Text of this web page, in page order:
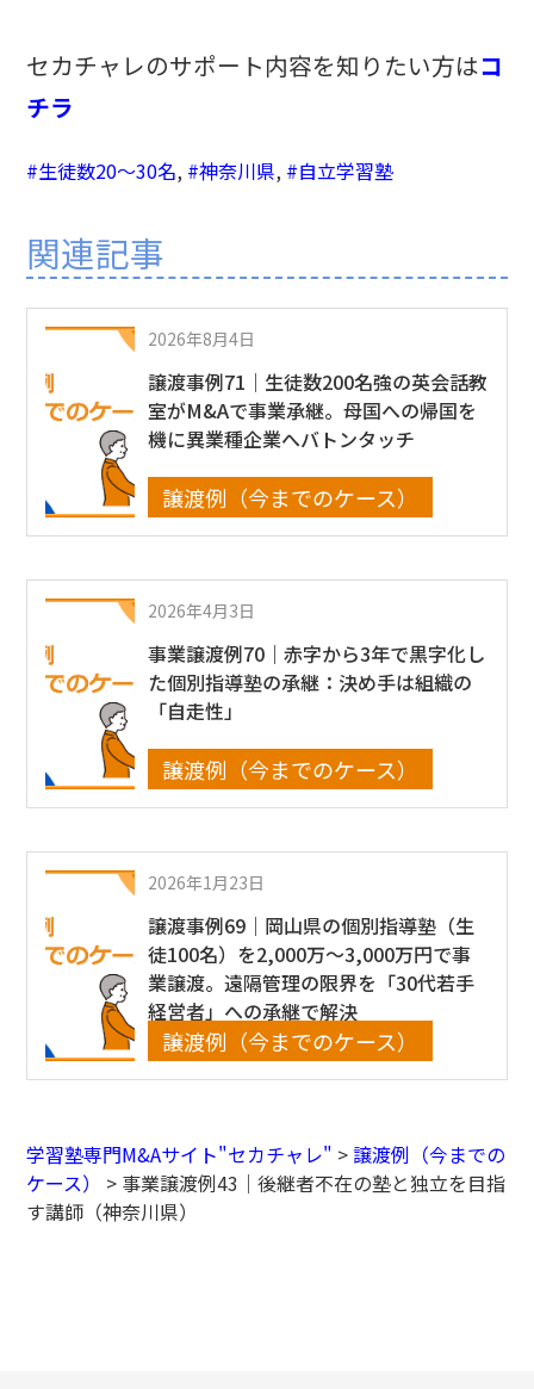
セカチャレのサポート内容を知りたい方はコ
チラ
#生徒数20〜30名, #神奈川県, #自立学習塾
関連記事
2026年8月4日
譲渡事例71｜生徒数200名強の英会話教
室がM&Aで事業承継。母国への帰国を
機に異業種企業へバトンタッチ
譲渡例（今までのケース）
2026年4月3日
事業譲渡例70｜赤字から3年で黒字化し
た個別指導塾の承継：決め手は組織の
「自走性」
譲渡例（今までのケース）
2026年1月23日
譲渡事例69｜岡山県の個別指導塾（生
徒100名）を2,000万〜3,000万円で事
業譲渡。遠隔管理の限界を「30代若手
経営者」への承継で解決
譲渡例（今までのケース）
学習塾専門M&Aサイト"セカチャレ" >譲渡例（今までの
ケース）
> 事業譲渡例43｜後継者不在の塾と独立を目指
す講師（神奈川県）